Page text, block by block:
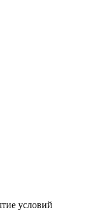
условий